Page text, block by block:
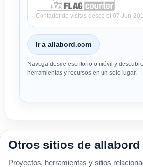
Contador de visitas desde el 07-Jun-
Ir a allabord.com
Navega desde escritorio o móvil y
herramientas y recursos en un solo lugar.
Otros sitios de allabord
Proyectos, herramientas y sitios